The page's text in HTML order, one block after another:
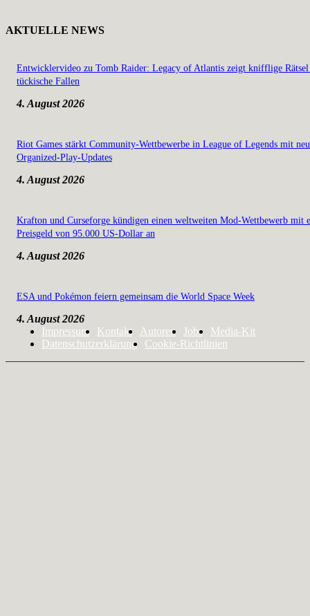
AKTUELLE NEWS
Entwicklervideo zu Tomb Raider: Legacy of Atlantis zeigt knifflige Rätsel
tückische Fallen
4. August 2026
Riot Games stärkt Community-Wettbewerbe in League of Legends mit
Organized-Play-Updates
4. August 2026
Krafton und Curseforge kündigen einen weltweiten Mod-Wettbewerb mit
Preisgeld von 95.000 US-Dollar an
4. August 2026
ESA und Pokémon feiern gemeinsam die World Space Week
4. August 2026
Impressum
Kontakt Autoren Jobs
Media-Kit
Datenschutzerklärung
Cookie-Richtlinien